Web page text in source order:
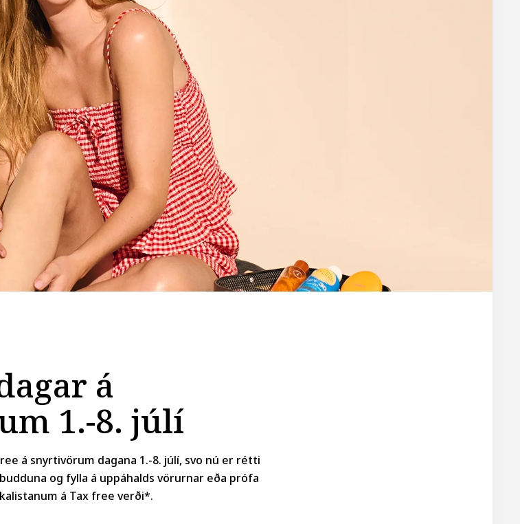
á
1.-8. júlí
á snyrtivörum dagana 1.-8. júlí, svo nú er rétti
og fylla á uppáhalds vörurnar eða prófa
á Tax free verði*.